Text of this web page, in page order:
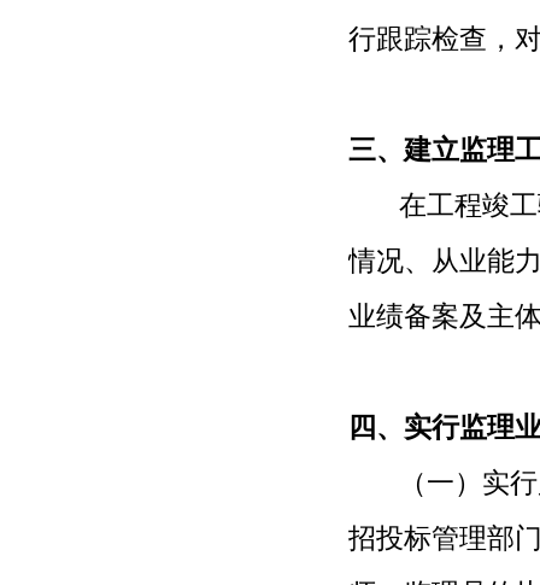
行跟踪检查，
三、建立监理
在工程竣工
情况、从业能
业绩备案及主
四、实行监理
（一）实行
招投标管理部